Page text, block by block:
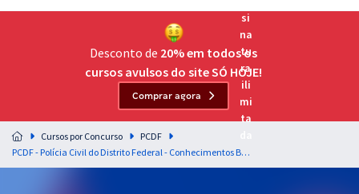
Assinatura OAB Até Passar
Acesso ilimitado a toda preparação para o Exame da
Residências Multiprofissionais
Preparação completa e intensiva para as principais
residências em saúde do Brasil
Desconto de 20% em todos os
cursos avulsos do site SÓ HOJE!
Comprar agora
Cursos por Concurso
PCDF
PCDF - Polícia Civil do Distrito Federal - Conhecimentos Básicos para o Cargo 7: Gestor de Apoio às Atividades Policiais Civis - Especialidade: Contador